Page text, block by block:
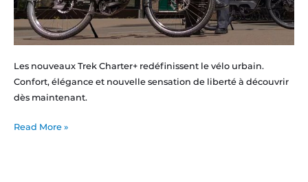
Les nouveaux Trek Charter+ redéfinissent le vélo urbain.
Confort, élégance et nouvelle sensation de liberté à découvrir
dès maintenant.
Read More »